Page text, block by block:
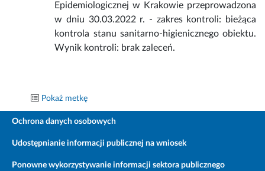
Epidemiologicznej w Krakowie przeprowadzona
w dniu 30.03.2022 r. - zakres kontroli: bieżąca
kontrola stanu sanitarno-higienicznego obiektu.
Wynik kontroli: brak zaleceń.
Pokaż metkę
Ochrona danych osobowych
Udostępnianie informacji publicznej na wniosek
Ponowne wykorzystywanie informacji sektora publicznego